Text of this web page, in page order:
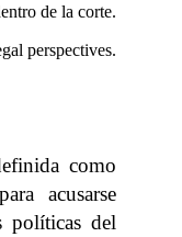
de la corte.
perspectives.
como
acusarse
políticas del